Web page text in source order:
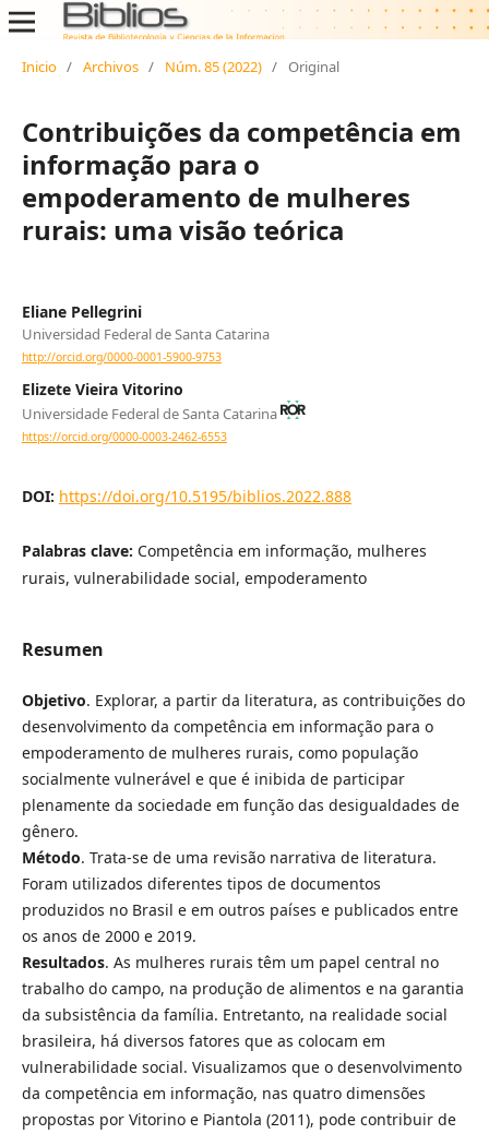
Inicio / Archivos / Núm. 85 (2022) / Original
Contribuições da competência em
informação para o
empoderamento de mulheres
rurais: uma visão teórica
Eliane Pellegrini
Universidad Federal de Santa Catarina
http://orcid.org/0000-0001-5900-9753
Elizete Vieira Vitorino
Universidade Federal de Santa Catarina
https://orcid.org/0000-0003-2462-6553
DOI: https://doi.org/10.5195/biblios.2022.888
Palabras clave: Competência em informação, mulheres
rurais, vulnerabilidade social, empoderamento
Resumen
Objetivo. Explorar, a partir da literatura, as contribuições do
desenvolvimento da competência em informação para o
empoderamento de mulheres rurais, como população
socialmente vulnerável e que é inibida de participar
plenamente da sociedade em função das desigualdades de
gênero.
Método. Trata-se de uma revisão narrativa de literatura.
Foram utilizados diferentes tipos de documentos
produzidos no Brasil e em outros países e publicados entre
os anos de 2000 e 2019.
Resultados. As mulheres rurais têm um papel central no
trabalho do campo, na produção de alimentos e na garantia
da subsistência da família. Entretanto, na realidade social
brasileira, há diversos fatores que as colocam em
vulnerabilidade social. Visualizamos que o desenvolvimento
da competência em informação, nas quatro dimensões
propostas por Vitorino e Piantola (2011), pode contribuir de